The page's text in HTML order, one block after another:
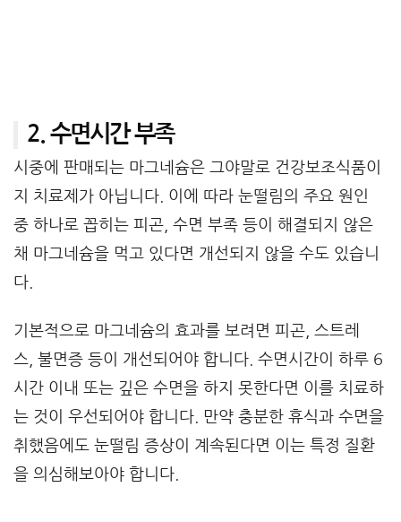
2. 수면시간 부족
시중에 판매되는 마그네슘은 그야말로 건강보조식품이
지 치료제가 아닙니다. 이에 따라 눈떨림의 주요 원인
중 하나로 꼽히는 피곤, 수면 부족 등이 해결되지 않은
채 마그네슘을 먹고 있다면 개선되지 않을 수도 있습니
다.
기본적으로 마그네슘의 효과를 보려면 피곤, 스트레
스, 불면증 등이 개선되어야 합니다. 수면시간이 하루 6
시간 이내 또는 깊은 수면을 하지 못한다면 이를 치료하
는 것이 우선되어야 합니다. 만약 충분한 휴식과 수면을
취했음에도 눈떨림 증상이 계속된다면 이는 특정 질환
을 의심해보아야 합니다.